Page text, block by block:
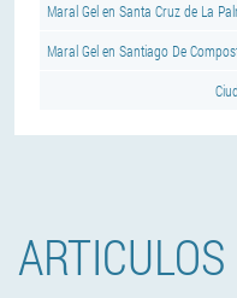
Maral Gel en Santa Cruz de La
Maral Gel en Santiago De